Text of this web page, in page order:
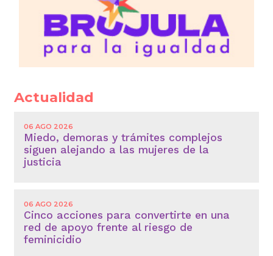
Actualidad
06 AGO 2026
Miedo, demoras y trámites complejos
siguen alejando a las mujeres de la
justicia
06 AGO 2026
Cinco acciones para convertirte en una
red de apoyo frente al riesgo de
feminicidio